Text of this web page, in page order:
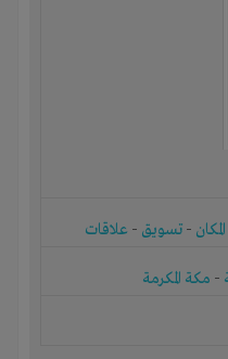
المكان - تسويق - علاقات
- مكة المكرمة